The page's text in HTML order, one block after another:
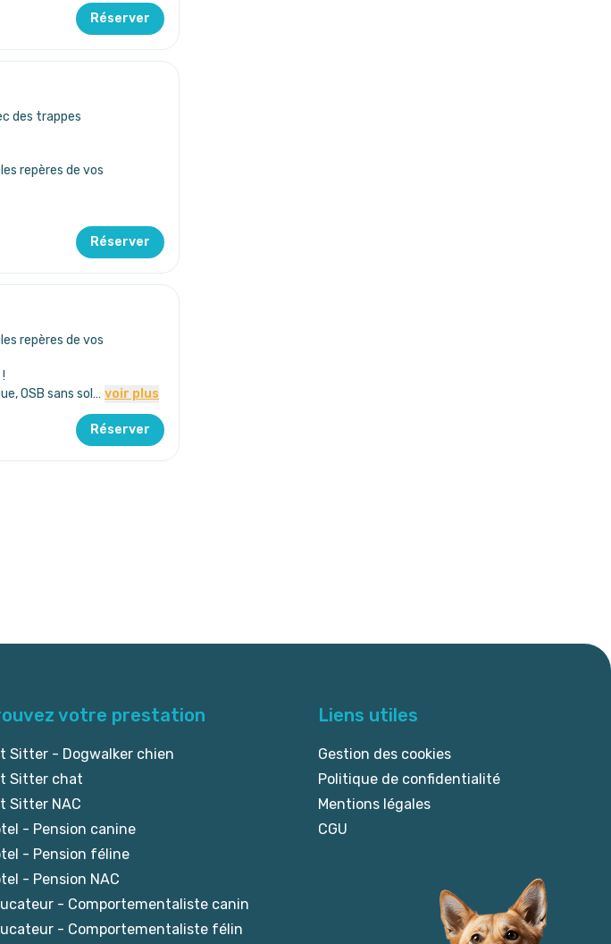
Réserver
des trappes
repères de vos
Réserver
repères de vos
OSB sans sol… voir plus
Réserver
votre prestation
Sitter - Dogwalker chien
Sitter chat
Sitter NAC
- Pension canine
- Pension féline
- Pension NAC
- Comportementaliste canin
- Comportementaliste félin
Liens utiles
Gestion des cookies
Politique de confidentialité
Mentions légales
CGU